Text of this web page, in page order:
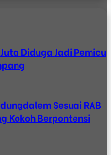
Diduga Jadi Pemicu
Sesuai RAB
Kokoh Berpontensi